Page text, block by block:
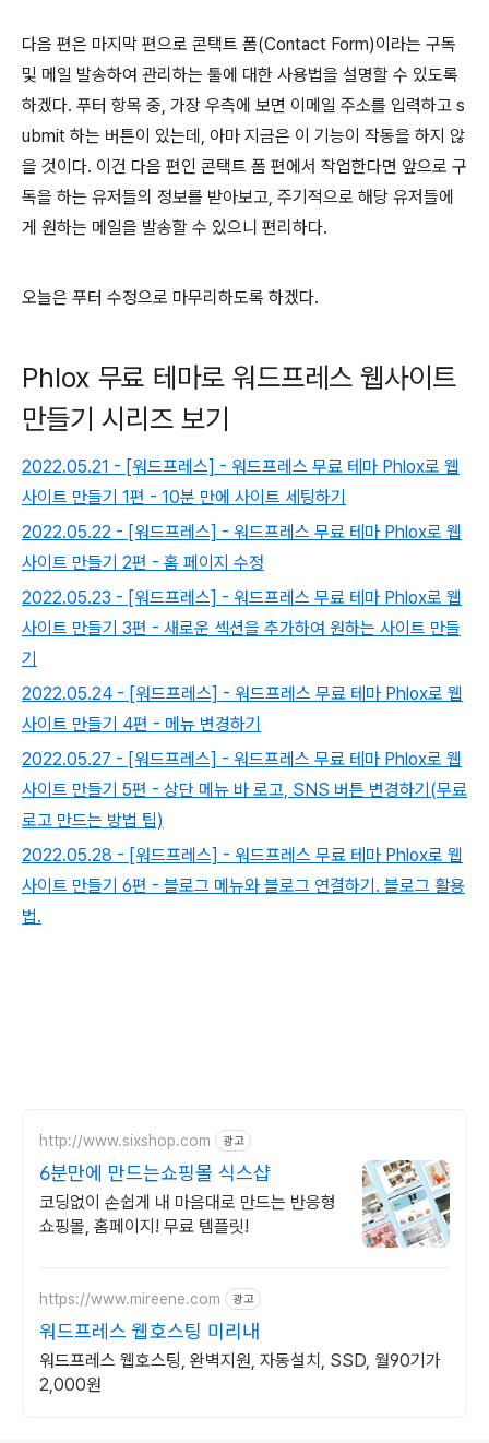
다음 편은 마지막 편으로 콘택트 폼(Contact Form)이라는 구독
및 메일 발송하여 관리하는 툴에 대한 사용법을 설명할 수 있도록
하겠다. 푸터 항목 중, 가장 우측에 보면 이메일 주소를 입력하고 s
ubmit 하는 버튼이 있는데, 아마 지금은 이 기능이 작동을 하지 않
을 것이다. 이건 다음 편인 콘택트 폼 편에서 작업한다면 앞으로 구
독을 하는 유저들의 정보를 받아보고, 주기적으로 해당 유저들에
게 원하는 메일을 발송할 수 있으니 편리하다.
오늘은 푸터 수정으로 마무리하도록 하겠다.
Phlox 무료 테마로 워드프레스 웹사이트
만들기 시리즈 보기
2022.05.21 - [워드프레스] - 워드프레스 무료 테마 Phlox로 웹
사이트 만들기 1편 - 10분 만에 사이트 세팅하기
2022.05.22 - [워드프레스] - 워드프레스 무료 테마 Phlox로 웹
사이트 만들기 2편 - 홈 페이지 수정
2022.05.23 - [워드프레스] - 워드프레스 무료 테마 Phlox로 웹
사이트 만들기 3편 - 새로운 섹션을 추가하여 원하는 사이트 만들
기
2022.05.24 - [워드프레스] - 워드프레스 무료 테마 Phlox로 웹
사이트 만들기 4편 - 메뉴 변경하기
2022.05.27 - [워드프레스] - 워드프레스 무료 테마 Phlox로 웹
사이트 만들기 5편 - 상단 메뉴 바 로고, SNS 버튼 변경하기(무료
로고 만드는 방법 팁)
2022.05.28 - [워드프레스] - 워드프레스 무료 테마 Phlox로 웹
사이트 만들기 6편 - 블로그 메뉴와 블로그 연결하기. 블로그 활용
법.
http://www.sixshop.com 광고
6분만에 만드는쇼핑몰 식스샵
코딩없이 손쉽게 내 마음대로 만드는 반응형
쇼핑몰, 홈페이지! 무료 템플릿!
https://www.mireene.com 광고
워드프레스 웹호스팅 미리내
워드프레스 웹호스팅, 완벽지원, 자동설치, SSD, 월90기가
2,000원